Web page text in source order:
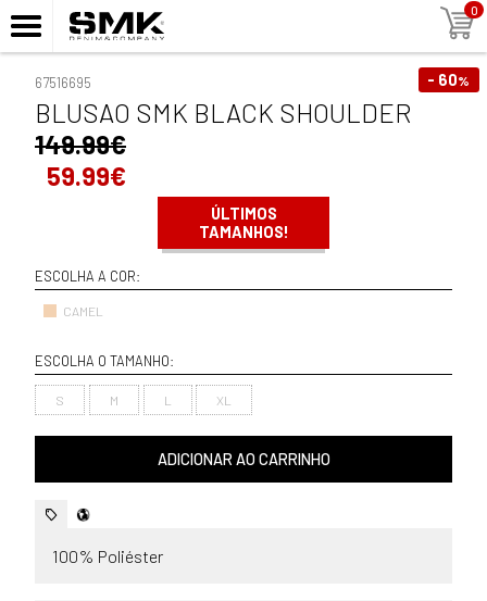
0
- 60%
67516695
BLUSAO SMK BLACK SHOULDER
149.99€
59.99€
ÚLTIMOS
TAMANHOS!
ESCOLHA A COR:
CAMEL
ESCOLHA O TAMANHO:
S M L XL
ADICIONAR AO CARRINHO
100% Poliéster